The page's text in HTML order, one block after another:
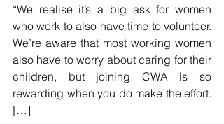
“We realise it’s a big ask for women
who work to also have time to volunteer.
We’re aware that most working women
also have to worry about caring for their
children, but joining CWA is so
rewarding when you do make the effort.
[…]